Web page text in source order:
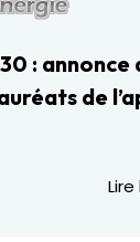
: annonce
de